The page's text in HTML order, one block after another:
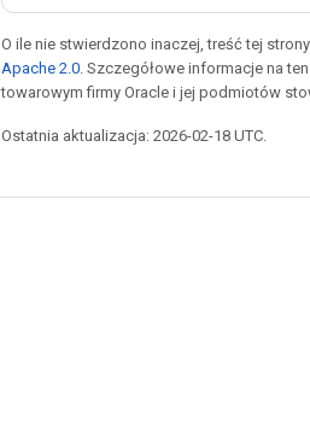
O ile nie stwierdzono inaczej, treść tej
Apache 2.0 . Szczegółowe informacje na
towarowym firmy Oracle i jej podmiotów
Ostatnia aktualizacja: 2026-02-18 UTC.